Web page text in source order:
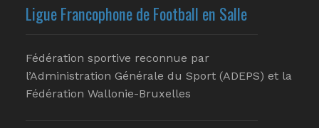
Ligue Francophone de Football en Salle
Fédération sportive reconnue par
l’Administration Générale du Sport (ADEPS) et la
Fédération Wallonie-Bruxelles